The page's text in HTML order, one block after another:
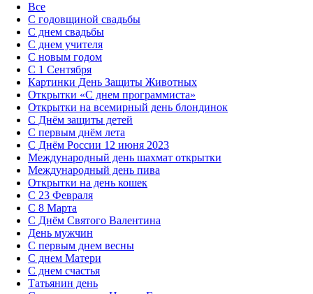
Все
С годовщиной свадьбы
С днем свадьбы
С днем учителя
С новым годом
С 1 Сентября
Картинки День Защиты Животных
Открытки «‎С днем программиста»‎
Открытки на всемирный день блондинок
С Днём защиты детей
С первым днём лета
С Днём России 12 июня 2023
Международный день шахмат открытки
Международный день пива
Открытки на день кошек
С 23 Февраля
С 8 Марта
С Днём Святого Валентина
День мужчин
С первым днем весны
С днем Матери
C днем счастья
Татьянин день